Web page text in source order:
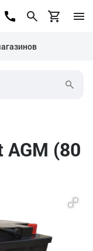
(80